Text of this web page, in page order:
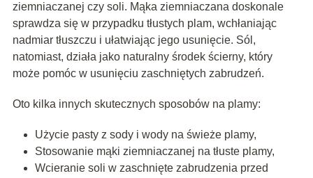
ziemniaczanej czy soli. Mąka ziemniaczana doskonale
sprawdza się w przypadku tłustych plam, wchłaniając
nadmiar tłuszczu i ułatwiając jego usunięcie. Sól,
natomiast, działa jako naturalny środek ścierny, który
może pomóc w usunięciu zaschniętych zabrudzeń.
Oto kilka innych skutecznych sposobów na plamy:
Użycie pasty z sody i wody na świeże plamy,
Stosowanie mąki ziemniaczanej na tłuste plamy,
Wcieranie soli w zaschnięte zabrudzenia przed